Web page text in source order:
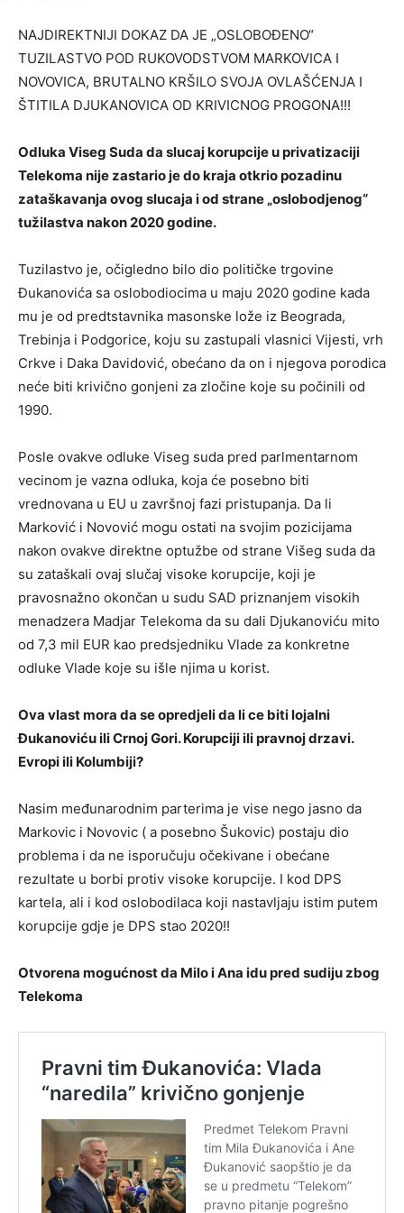
NAJDIREKTNIJI DOKAZ DA JE „OSLOBOĐENO“
TUZILASTVO POD RUKOVODSTVOM MARKOVICA I
NOVOVICA, BRUTALNO KRŠILO SVOJA OVLAŠĆENJA I
ŠTITILA DJUKANOVICA OD KRIVICNOG PROGONA!!!
Odluka Viseg Suda da slucaj korupcije u privatizaciji
Telekoma nije zastario je do kraja otkrio pozadinu
zataškavanja ovog slucaja i od strane „oslobodjenog“
tužilastva nakon 2020 godine.
Tuzilastvo je, očigledno bilo dio političke trgovine
Đukanovića sa oslobodiocima u maju 2020 godine kada
mu je od predtstavnika masonske lože iz Beograda,
Trebinja i Podgorice, koju su zastupali vlasnici Vijesti, vrh
Crkve i Daka Davidović, obećano da on i njegova porodica
neće biti krivično gonjeni za zločine koje su počinili od
1990.
Posle ovakve odluke Viseg suda pred parlmentarnom
vecinom je vazna odluka, koja će posebno biti
vrednovana u EU u završnoj fazi pristupanja. Da li
Marković i Novović mogu ostati na svojim pozicijama
nakon ovakve direktne optužbe od strane Višeg suda da
su zataškali ovaj slučaj visoke korupcije, koji je
pravosnažno okončan u sudu SAD priznanjem visokih
menadzera Madjar Telekoma da su dali Djukanoviću mito
od 7,3 mil EUR kao predsjedniku Vlade za konkretne
odluke Vlade koje su išle njima u korist.
Ova vlast mora da se opredjeli da li ce biti lojalni
Đukanoviću ili Crnoj Gori. Korupciji ili pravnoj drzavi.
Evropi ili Kolumbiji?
Nasim međunarodnim parterima je vise nego jasno da
Markovic i Novovic ( a posebno Šukovic) postaju dio
problema i da ne isporučuju očekivane i obećane
rezultate u borbi protiv visoke korupcije. I kod DPS
kartela, ali i kod oslobodilaca koji nastavljaju istim putem
korupcije gdje je DPS stao 2020!!
Otvorena mogućnost da Milo i Ana idu pred sudiju zbog
Telekoma